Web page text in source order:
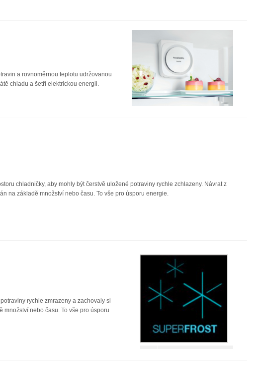
a rovnoměrnou teplotu udržovanou
chladu a šetří elektrickou energii.
chladničky, aby mohly být čerstvě uložené potraviny rychle zchlazeny. Návrat z
na základě množství nebo času. To vše pro úsporu energie.
rychle zmrazeny a zachovaly si
množství nebo času. To vše pro úsporu